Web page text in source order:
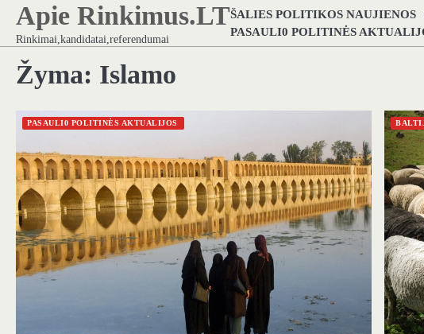
Skip
content
Apie Rinkimus.LT
Rinkimai,kandidatai,referendumai
ŠALIES POLITIKOS NAUJIENOS
PASAULI0 POLITINĖS
Žyma: Islamo
PASAULI0 POLITINĖS AKTUALIJOS